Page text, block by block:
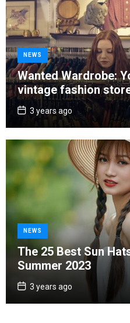
C
a
t
e
g
o
r
i
s
NEWS
Wanted Wardrobe:
vintage fashion
P
o
D
3 years ago
e
g
o
r
NEWS
The 25 Best Sun
Summer 2023
P
o
3 years ago